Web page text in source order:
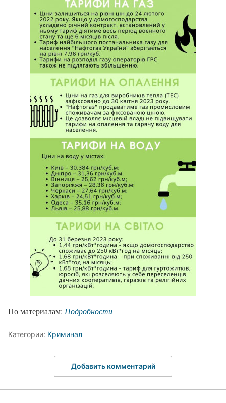
По материалам: Подробности
Категории: Криминал
Добавить комментарий